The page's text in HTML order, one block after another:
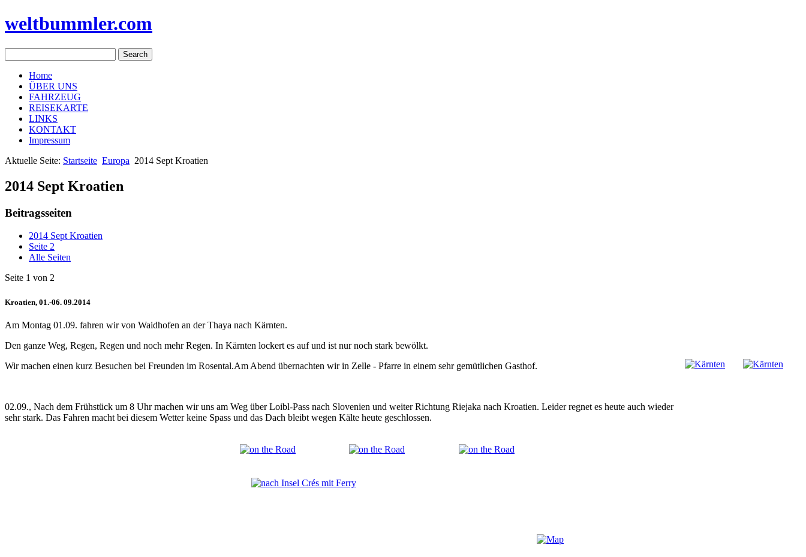
weltbummler.com
Home
ÜBER UNS
FAHRZEUG
REISEKARTE
LINKS
KONTAKT
Impressum
Aktuelle Seite: Startseite Europa 2014 Sept Kroatien
2014 Sept Kroatien
Beitragsseiten
2014 Sept Kroatien
Seite 2
Alle Seiten
Seite 1 von 2
Kroatien, 01.-06. 09.2014
Am Montag 01.09. fahren wir von Waidhofen an der Thaya nach Kärnten.
Den ganze Weg, Regen, Regen und noch mehr Regen. In Kärnten lockert es auf und ist nur noch stark bewölkt.
Wir machen einen kurz Besuchen bei Freunden im Rosental.Am Abend übernachten wir in Zelle - Pfarre in einem sehr gemütlichen Gasthof.
02.09., Nach dem Frühstück um 8 Uhr machen wir uns am Weg über Loibl-Pass nach Slovenien und weiter Richtung Riejaka nach Kroatien. Leider regnet es heute auch wieder
sehr stark. Das Fahren macht bei diesem Wetter keine Spass und das Dach bleibt wegen Kälte heute geschlossen.